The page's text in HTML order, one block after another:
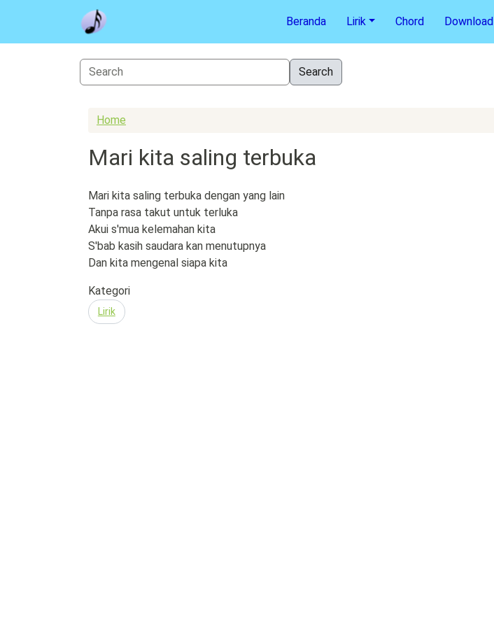
Skip to main content
Beranda
Lirik Chord Download
Home
Mari kita saling terbuka
Mari kita saling terbuka dengan yang lain
Tanpa rasa takut untuk terluka
Akui s'mua kelemahan kita
S'bab kasih saudara kan menutupnya
Dan kita mengenal siapa kita
Kategori
Lirik